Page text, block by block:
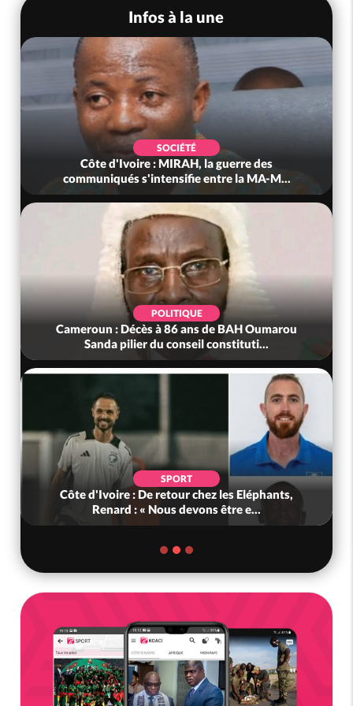
Infos à la une
SOCIÉTÉ
Côte d'Ivoire : MIRAH, la guerre des
communiqués s'intensifie entre la MA-M...
POLITIQUE
Cameroun : Décès à 86 ans de BAH Oumarou
Sanda pilier du conseil constituti...
SPORT
Côte d'Ivoire : De retour chez les Eléphants,
Renard : « Nous devons être e...